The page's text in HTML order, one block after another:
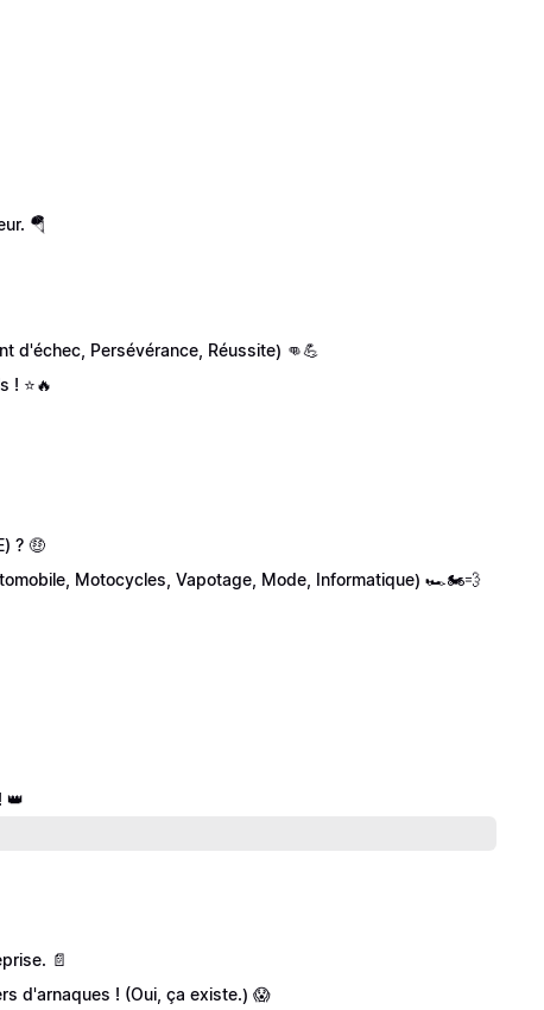
🪂
d'échec, Persévérance, Réussite) 👊💪
! ⭐🔥
? 🤑
Motocycles, Vapotage, Mode, Informatique) 🏎🏍💨
👑
📄
d'arnaques ! (Oui, ça existe.) 😱